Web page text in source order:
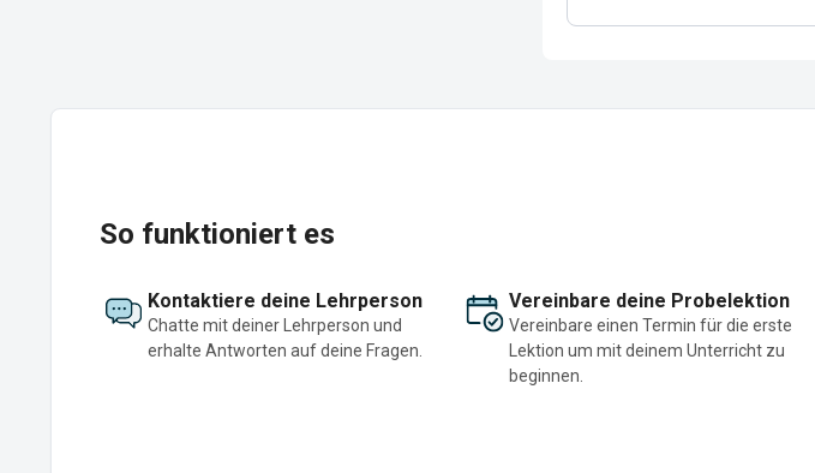
So funktioniert es
Kontaktiere deine Lehrperson
Chatte mit deiner Lehrperson und
erhalte Antworten auf deine Fragen.
Vereinbare deine Probelektion
Vereinbare einen Termin für die erste
Lektion um mit deinem Unterricht zu
beginnen.